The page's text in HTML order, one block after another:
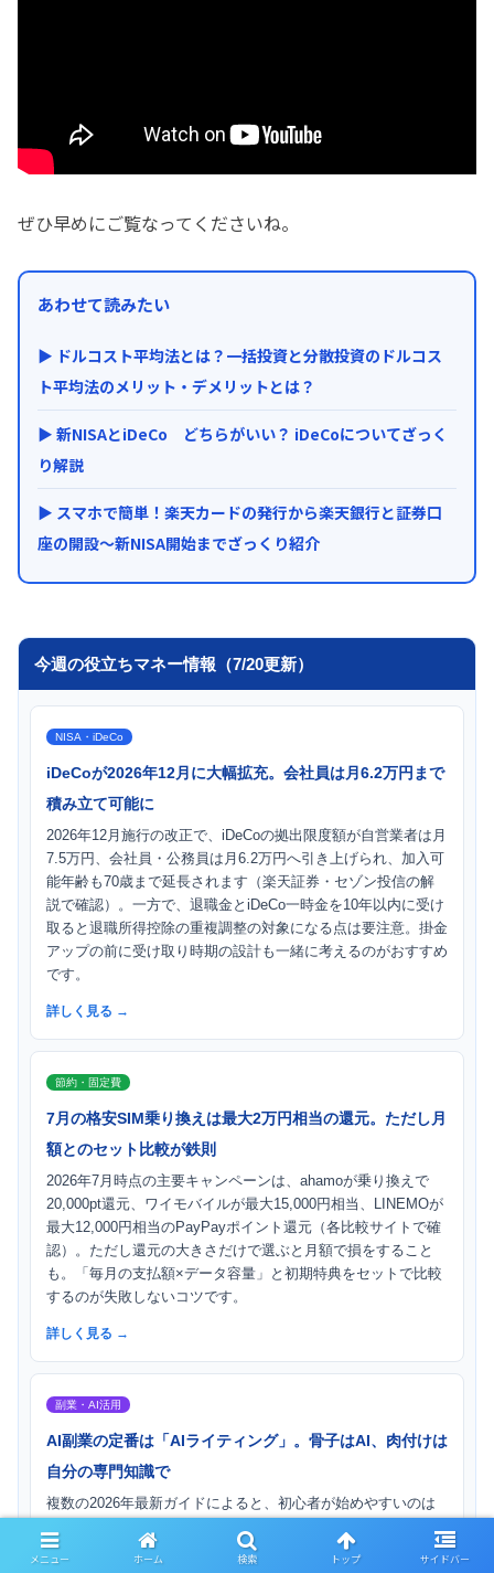
ぜひ早めにご覧なってくださいね。
あわせて読みたい
▶ ドルコスト平均法とは？一括投資と分散投資のドルコス
ト平均法のメリット・デメリットとは？
▶ 新NISAとiDeCo どちらがいい？ iDeCoについてざっく
り解説
▶ スマホで簡単！楽天カードの発行から楽天銀行と証券口
座の開設～新NISA開始までざっくり紹介
今週の役立ちマネー情報（7/20更新）
NISA・iDeCo
iDeCoが2026年12月に大幅拡充。会社員は月6.2万円まで
積み立て可能に
2026年12月施行の改正で、iDeCoの拠出限度額が自営業者は月
7.5万円、会社員・公務員は月6.2万円へ引き上げられ、加入可
能年齢も70歳まで延長されます（楽天証券・セゾン投信の解
説で確認）。一方で、退職金とiDeCo一時金を10年以内に受け
取ると退職所得控除の重複調整の対象になる点は要注意。掛金
アップの前に受け取り時期の設計も一緒に考えるのがおすすめ
です。
詳しく見る →
節約・固定費
7月の格安SIM乗り換えは最大2万円相当の還元。ただし月
額とのセット比較が鉄則
2026年7月時点の主要キャンペーンは、ahamoが乗り換えで
20,000pt還元、ワイモバイルが最大15,000円相当、LINEMOが
最大12,000円相当のPayPayポイント還元（各比較サイトで確
認）。ただし還元の大きさだけで選ぶと月額で損をすること
も。「毎月の支払額×データ容量」と初期特典をセットで比較
するのが失敗しないコツです。
詳しく見る →
副業・AI活用
AI副業の定番は「AIライティング」。骨子はAI、肉付けは
自分の専門知識で
複数の2026年最新ガイドによると、初心者が始めやすいのは
るAIライティング（月3万円程度から）。クラウドワークスや
メニュー ホーム 検索 トップ サイドバー